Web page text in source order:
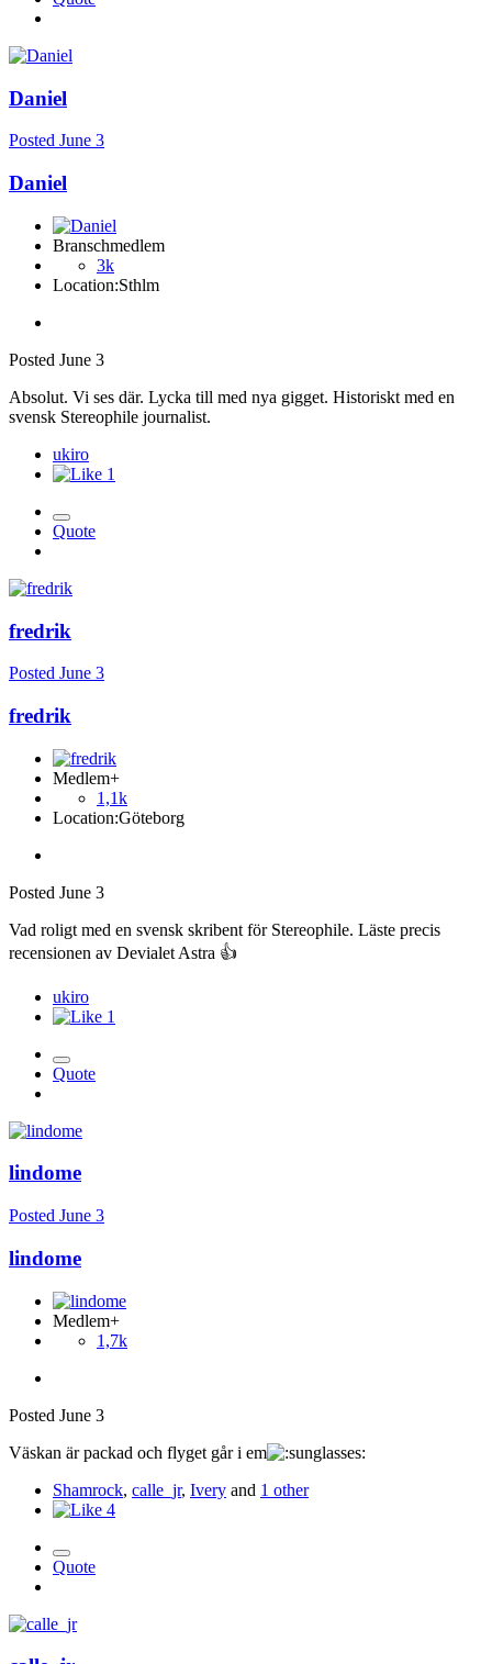
Daniel
Posted June 3
Daniel
Branschmedlem
3k
Location:Sthlm
Posted June 3
Absolut. Vi ses där. Lycka till med nya gigget. Historiskt med en
svensk Stereophile journalist.
ukiro
1
Quote
fredrik
Posted June 3
fredrik
Medlem+
1,1k
Location:Göteborg
Posted June 3
Vad roligt med en svensk skribent för Stereophile. Läste precis
recensionen av Devialet Astra 👍
ukiro
1
Quote
lindome
Posted June 3
lindome
Medlem+
1,7k
Posted June 3
Väskan är packad och flyget går i em
Shamrock, calle_jr, Ivery and 1 other
4
Quote